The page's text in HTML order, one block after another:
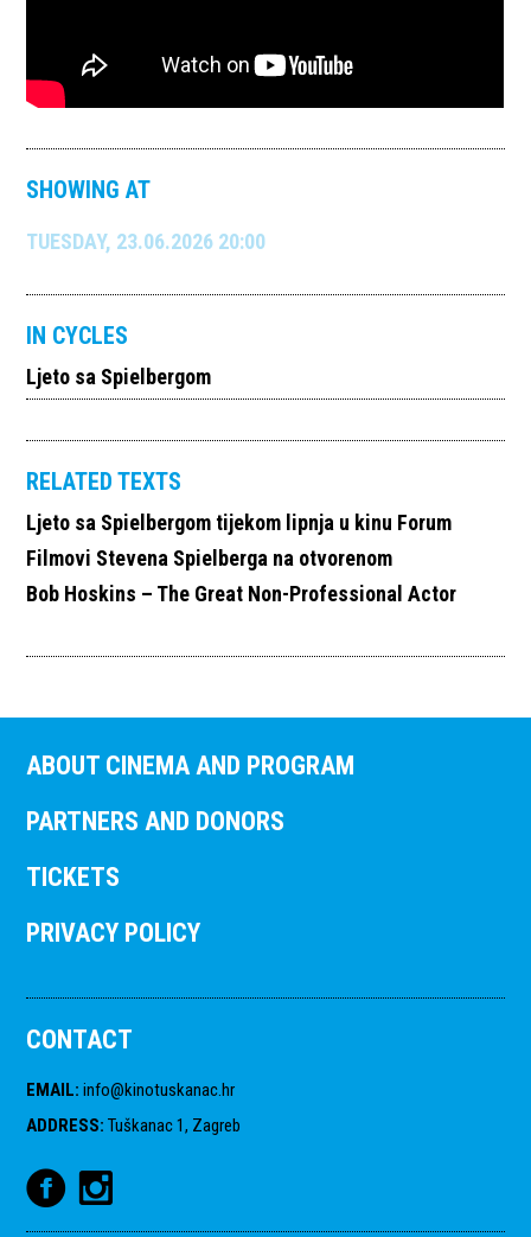
SHOWING AT
TUESDAY, 23.06.2026 20:00
IN CYCLES
Ljeto sa Spielbergom
RELATED TEXTS
Ljeto sa Spielbergom tijekom lipnja u kinu Forum
Filmovi Stevena Spielberga na otvorenom
Bob Hoskins – The Great Non-Professional Actor
ABOUT CINEMA AND PROGRAM
PARTNERS AND DONORS
TICKETS
PRIVACY POLICY
CONTACT
EMAIL: info@kinotuskanac.hr
ADDRESS: Tuškanac 1, Zagreb